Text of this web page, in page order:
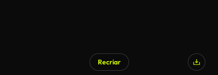
Recriar